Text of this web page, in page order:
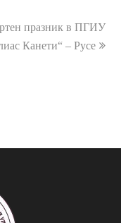
празник в ПГИУ
Канети“ – Русе